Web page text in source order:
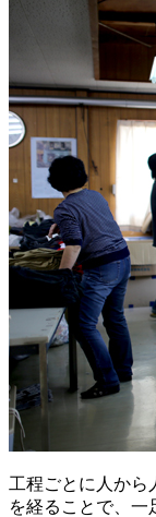
工程ごとに人から
を経ることで、一